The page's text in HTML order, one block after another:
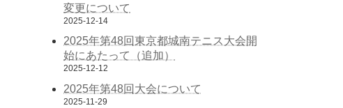
変更について
2025-12-14
2025年第48回東京都城南テニス大会開
始にあたって（追加）
2025-12-12
2025年第48回大会について
2025-11-29